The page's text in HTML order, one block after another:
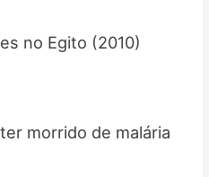
no Egito (2010)
morrido de malária